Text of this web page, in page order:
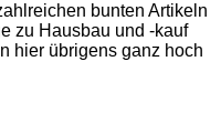
bunten Artikeln
zu Hausbau und -kauf
hier übrigens ganz hoch